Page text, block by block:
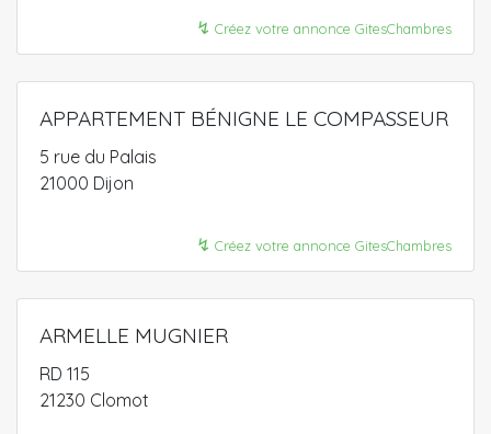
↯ Créez votre annonce GitesChambres
APPARTEMENT BÉNIGNE LE COMPASSEUR
5 rue du Palais
21000 Dijon
↯ Créez votre annonce GitesChambres
ARMELLE MUGNIER
RD 115
21230 Clomot